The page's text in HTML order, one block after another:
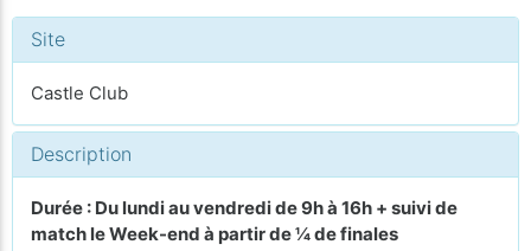
Site
Castle Club
Description
Durée : Du lundi au vendredi de 9h à 16h + suivi de
match le Week-end à partir de ¼ de finales